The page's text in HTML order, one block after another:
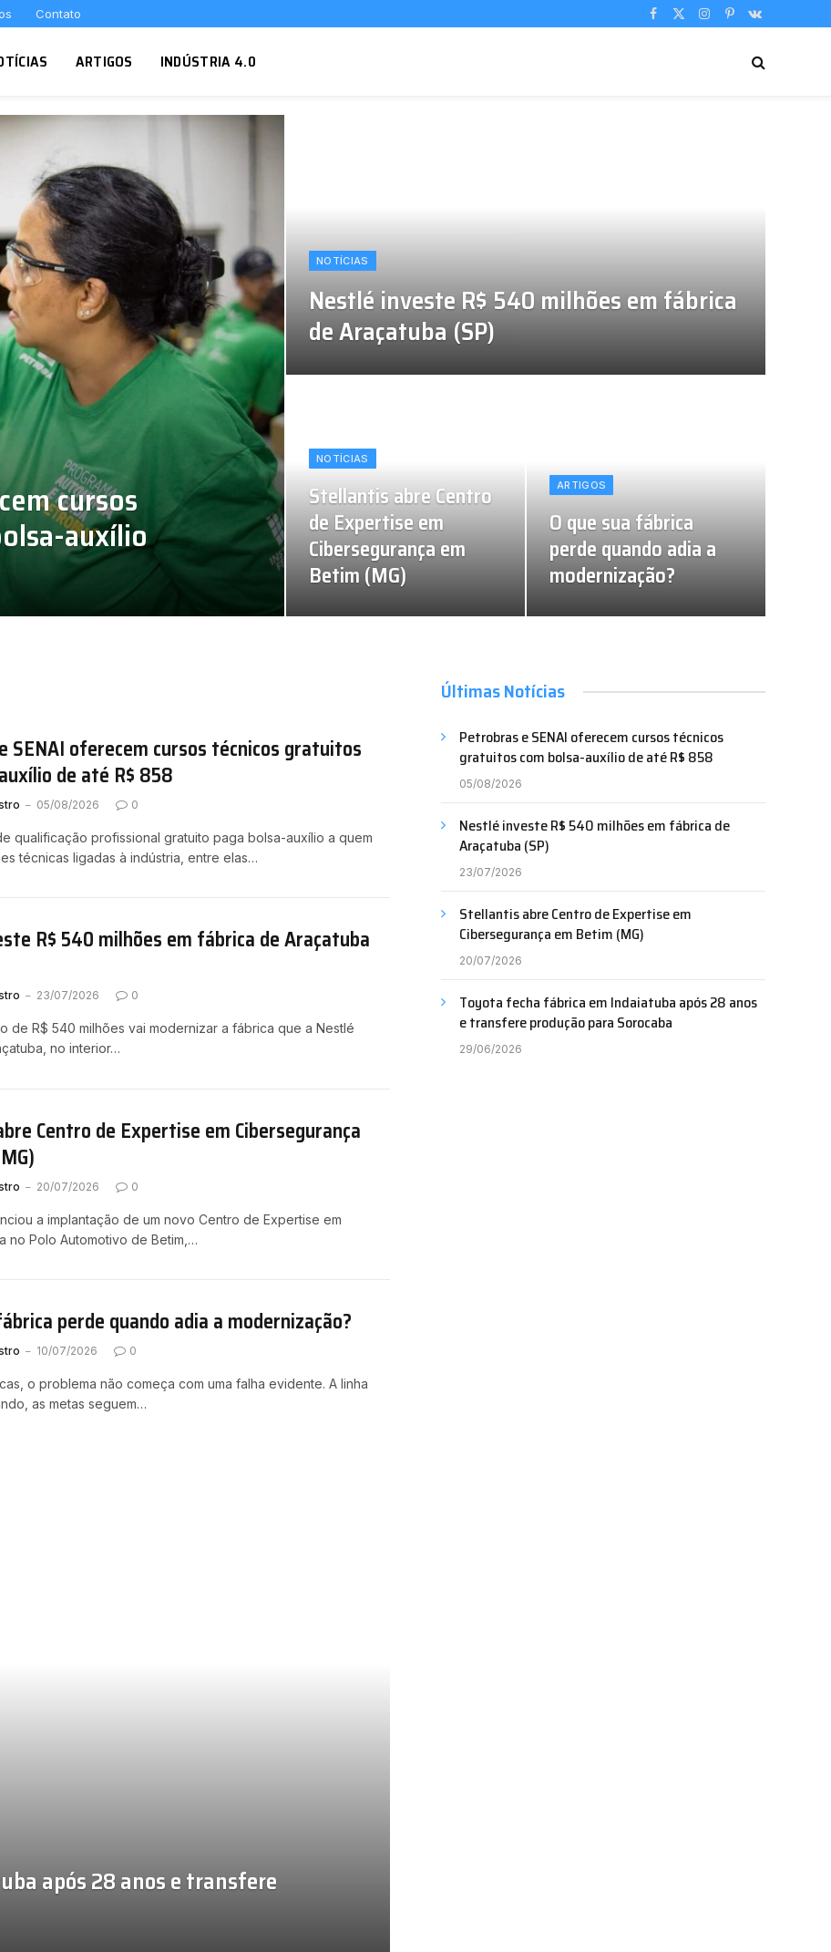
Contato
Facebook
X
Instagram
PinterestVKontakte
ARTIGOS INDÚSTRIA 4.0
cursos
auxílio
NOTÍCIAS
Nestlé investe R$ 540 milhões em fábrica
de Araçatuba (SP)
NOTÍCIAS
Stellantis abre Centro
de Expertise em
Cibersegurança em
Betim (MG)
ARTIGOS
O que sua fábrica
perde quando adia a
modernização?
SENAI oferecem cursos técnicos gratuitos
de até R$ 858
05/08/2026 0
qualificação profissional gratuito paga bolsa-auxílio a quem
técnicas ligadas à indústria, entre elas…
R$ 540 milhões em fábrica de Araçatuba
23/07/2026 0
de R$ 540 milhões vai modernizar a fábrica que a Nestlé
no interior…
Centro de Expertise em Cibersegurança
20/07/2026 0
a implantação de um novo Centro de Expertise em
no Polo Automotivo de Betim,…
perde quando adia a modernização?
10/07/2026 0
o problema não começa com uma falha evidente. A linha
as metas seguem…
após 28 anos e transfere
Últimas Notícias
Petrobras e SENAI oferecem cursos técnicos
gratuitos com bolsa-auxílio de até R$ 858
05/08/2026
Nestlé investe R$ 540 milhões em fábrica de
Araçatuba (SP)
23/07/2026
Stellantis abre Centro de Expertise em
Cibersegurança em Betim (MG)
20/07/2026
Toyota fecha fábrica em Indaiatuba após 28 anos
e transfere produção para Sorocaba
29/06/2026